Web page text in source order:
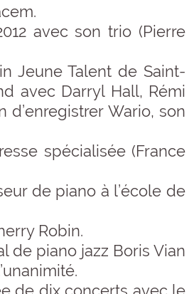
avec son trio (Pierre
Jeune Talent de Saint-
avec Darryl Hall, Rémi
Wario, son
spécialisée (France
de piano à l’école de
Robin.
de piano jazz Boris Vian